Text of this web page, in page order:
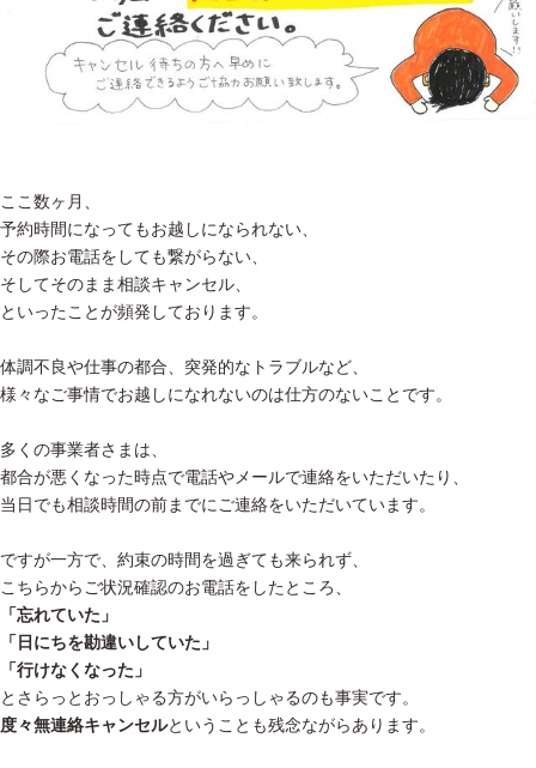
ここ数ヶ月、
予約時間になってもお越しになられない、
その際お電話をしても繋がらない、
そしてそのまま相談キャンセル、
といったことが頻発しております。
体調不良や仕事の都合、突発的なトラブルなど、
様々なご事情でお越しになれないのは仕方のないことです。
多くの事業者さまは、
都合が悪くなった時点で電話やメールで連絡をいただいたり、
当日でも相談時間の前までにご連絡をいただいています。
ですが一方で、約束の時間を過ぎても来られず、
こちらからご状況確認のお電話をしたところ、
「忘れていた」
「日にちを勘違いしていた」
「行けなくなった」
とさらっとおっしゃる方がいらっしゃるのも事実です。
度々無連絡キャンセルということも残念ながらあります。